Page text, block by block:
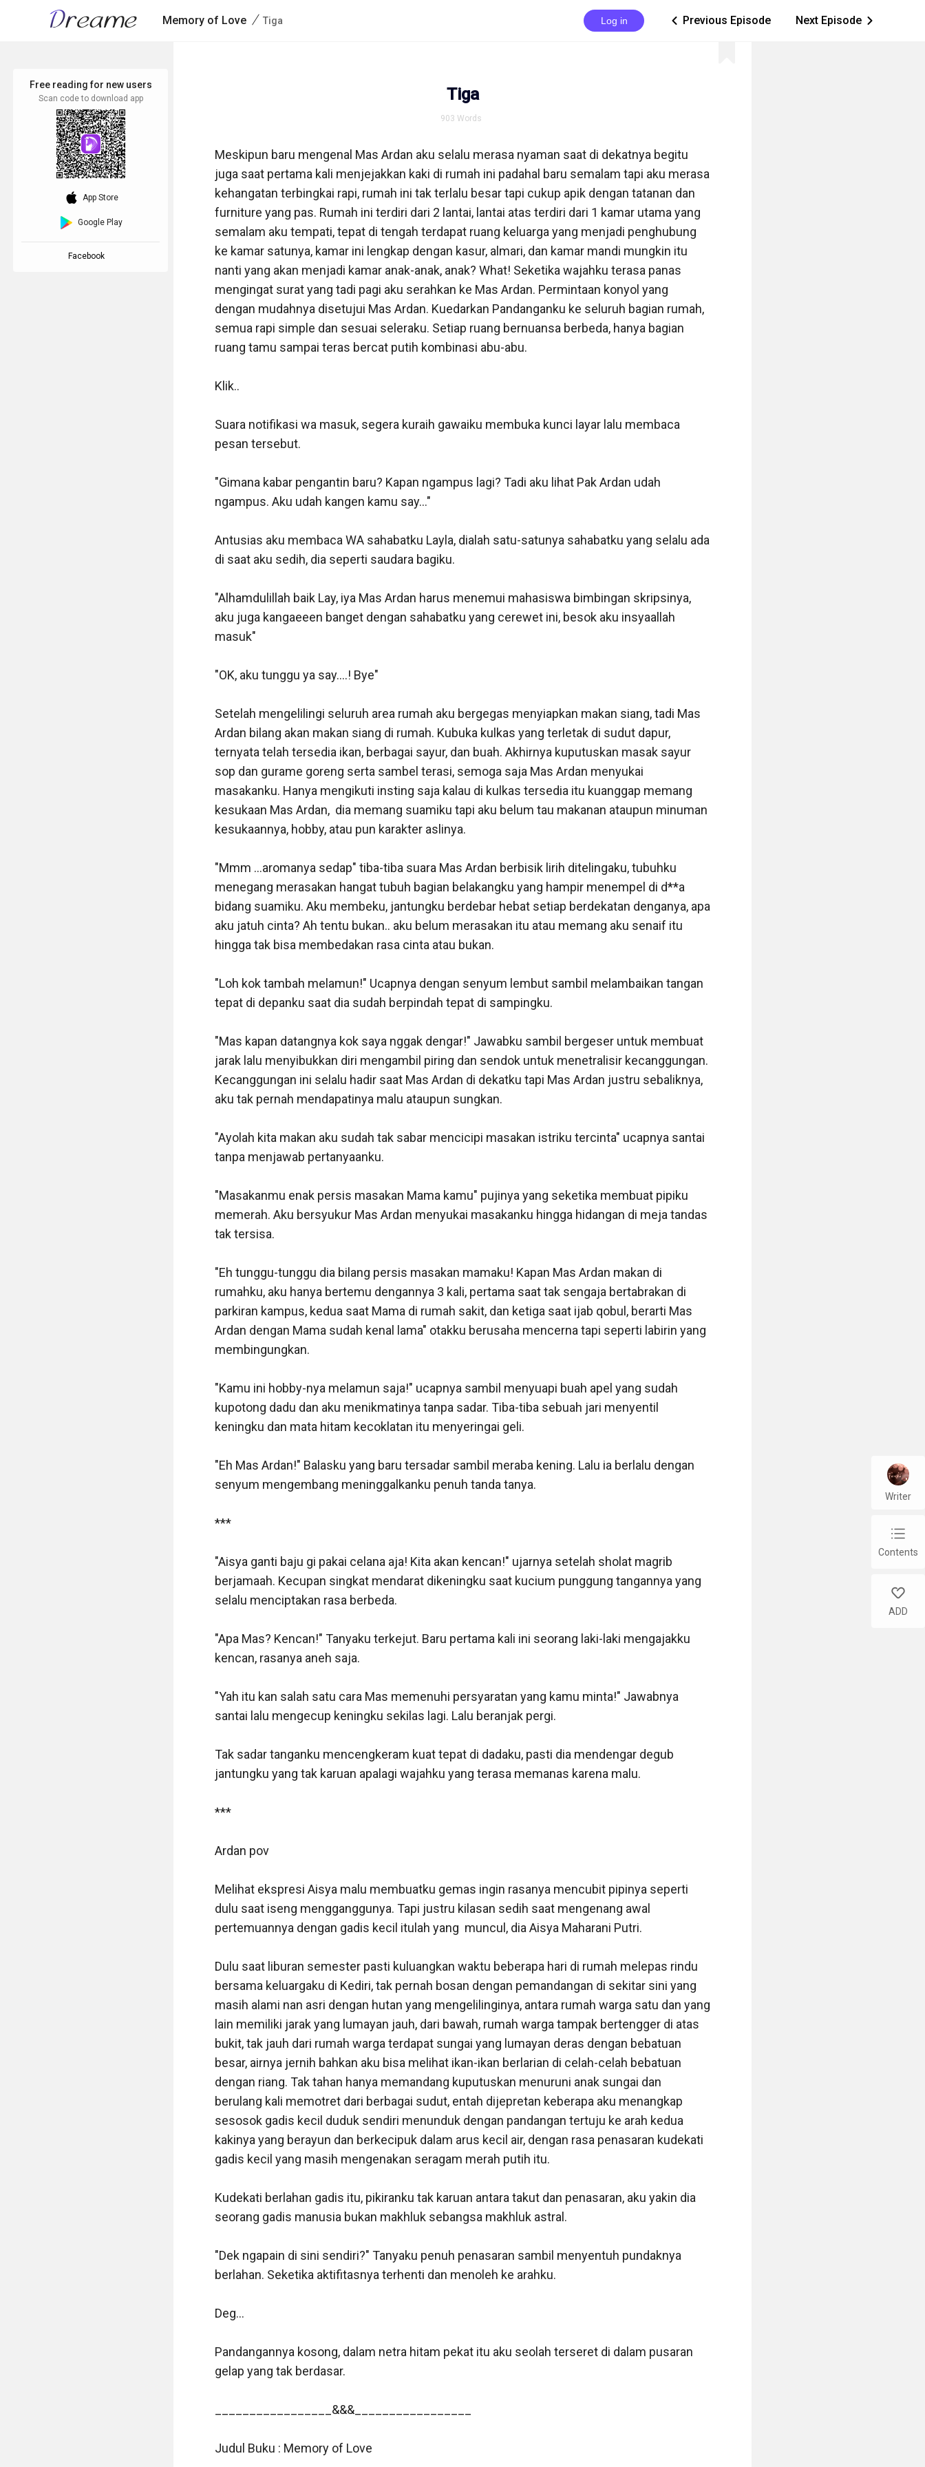
Memory of Love / Tiga Log in ic_arrow_left Previous Episode Next Episode ic_arrow_right
Tiga
903 Words
Meskipun baru mengenal Mas Ardan aku selalu merasa nyaman saat di dekatnya begitu
juga saat pertama kali menjejakkan kaki di rumah ini padahal baru semalam tapi aku merasa
kehangatan terbingkai rapi, rumah ini tak terlalu besar tapi cukup apik dengan tatanan dan
furniture yang pas. Rumah ini terdiri dari 2 lantai, lantai atas terdiri dari 1 kamar utama yang
semalam aku tempati, tepat di tengah terdapat ruang keluarga yang menjadi penghubung
ke kamar satunya, kamar ini lengkap dengan kasur, almari, dan kamar mandi mungkin itu
nanti yang akan menjadi kamar anak-anak, anak? What! Seketika wajahku terasa panas
mengingat surat yang tadi pagi aku serahkan ke Mas Ardan. Permintaan konyol yang
dengan mudahnya disetujui Mas Ardan. Kuedarkan Pandanganku ke seluruh bagian rumah,
semua rapi simple dan sesuai seleraku. Setiap ruang bernuansa berbeda, hanya bagian
ruang tamu sampai teras bercat putih kombinasi abu-abu.
Klik..
Suara notifikasi wa masuk, segera kuraih gawaiku membuka kunci layar lalu membaca
pesan tersebut.
"Gimana kabar pengantin baru? Kapan ngampus lagi? Tadi aku lihat Pak Ardan udah
ngampus. Aku udah kangen kamu say..."
Antusias aku membaca WA sahabatku Layla, dialah satu-satunya sahabatku yang selalu ada
di saat aku sedih, dia seperti saudara bagiku.
"Alhamdulillah baik Lay, iya Mas Ardan harus menemui mahasiswa bimbingan skripsinya,
aku juga kangaeeen banget dengan sahabatku yang cerewet ini, besok aku insyaallah
masuk"
"OK, aku tunggu ya say....! Bye"
Setelah mengelilingi seluruh area rumah aku bergegas menyiapkan makan siang, tadi Mas
Ardan bilang akan makan siang di rumah. Kubuka kulkas yang terletak di sudut dapur,
ternyata telah tersedia ikan, berbagai sayur, dan buah. Akhirnya kuputuskan masak sayur
sop dan gurame goreng serta sambel terasi, semoga saja Mas Ardan menyukai
masakanku. Hanya mengikuti insting saja kalau di kulkas tersedia itu kuanggap memang
kesukaan Mas Ardan,  dia memang suamiku tapi aku belum tau makanan ataupun minuman
kesukaannya, hobby, atau pun karakter aslinya.
"Mmm ...aromanya sedap" tiba-tiba suara Mas Ardan berbisik lirih ditelingaku, tubuhku
menegang merasakan hangat tubuh bagian belakangku yang hampir menempel di d**a
bidang suamiku. Aku membeku, jantungku berdebar hebat setiap berdekatan denganya, apa
aku jatuh cinta? Ah tentu bukan.. aku belum merasakan itu atau memang aku senaif itu
hingga tak bisa membedakan rasa cinta atau bukan.
"Loh kok tambah melamun!" Ucapnya dengan senyum lembut sambil melambaikan tangan
tepat di depanku saat dia sudah berpindah tepat di sampingku.
"Mas kapan datangnya kok saya nggak dengar!" Jawabku sambil bergeser untuk membuat
jarak lalu menyibukkan diri mengambil piring dan sendok untuk menetralisir kecanggungan.
Kecanggungan ini selalu hadir saat Mas Ardan di dekatku tapi Mas Ardan justru sebaliknya,
aku tak pernah mendapatinya malu ataupun sungkan.
"Ayolah kita makan aku sudah tak sabar mencicipi masakan istriku tercinta" ucapnya santai
tanpa menjawab pertanyaanku.
"Masakanmu enak persis masakan Mama kamu" pujinya yang seketika membuat pipiku
memerah. Aku bersyukur Mas Ardan menyukai masakanku hingga hidangan di meja tandas
tak tersisa.
"Eh tunggu-tunggu dia bilang persis masakan mamaku! Kapan Mas Ardan makan di
rumahku, aku hanya bertemu dengannya 3 kali, pertama saat tak sengaja bertabrakan di
parkiran kampus, kedua saat Mama di rumah sakit, dan ketiga saat ijab qobul, berarti Mas
Ardan dengan Mama sudah kenal lama" otakku berusaha mencerna tapi seperti labirin yang
membingungkan.
"Kamu ini hobby-nya melamun saja!" ucapnya sambil menyuapi buah apel yang sudah
kupotong dadu dan aku menikmatinya tanpa sadar. Tiba-tiba sebuah jari menyentil
keningku dan mata hitam kecoklatan itu menyeringai geli.
"Eh Mas Ardan!" Balasku yang baru tersadar sambil meraba kening. Lalu ia berlalu dengan
senyum mengembang meninggalkanku penuh tanda tanya.
***
"Aisya ganti baju gi pakai celana aja! Kita akan kencan!" ujarnya setelah sholat magrib
berjamaah. Kecupan singkat mendarat dikeningku saat kucium punggung tangannya yang
selalu menciptakan rasa berbeda.
"Apa Mas? Kencan!" Tanyaku terkejut. Baru pertama kali ini seorang laki-laki mengajakku
kencan, rasanya aneh saja.
"Yah itu kan salah satu cara Mas memenuhi persyaratan yang kamu minta!" Jawabnya
santai lalu mengecup keningku sekilas lagi. Lalu beranjak pergi.
Tak sadar tanganku mencengkeram kuat tepat di dadaku, pasti dia mendengar degub
jantungku yang tak karuan apalagi wajahku yang terasa memanas karena malu.
***
Ardan pov
Melihat ekspresi Aisya malu membuatku gemas ingin rasanya mencubit pipinya seperti
dulu saat iseng mengganggunya. Tapi justru kilasan sedih saat mengenang awal
pertemuannya dengan gadis kecil itulah yang  muncul, dia Aisya Maharani Putri.
Dulu saat liburan semester pasti kuluangkan waktu beberapa hari di rumah melepas rindu
bersama keluargaku di Kediri, tak pernah bosan dengan pemandangan di sekitar sini yang
masih alami nan asri dengan hutan yang mengelilinginya, antara rumah warga satu dan yang
lain memiliki jarak yang lumayan jauh, dari bawah, rumah warga tampak bertengger di atas
bukit, tak jauh dari rumah warga terdapat sungai yang lumayan deras dengan bebatuan
besar, airnya jernih bahkan aku bisa melihat ikan-ikan berlarian di celah-celah bebatuan
dengan riang. Tak tahan hanya memandang kuputuskan menuruni anak sungai dan
berulang kali memotret dari berbagai sudut, entah dijepretan keberapa aku menangkap
sesosok gadis kecil duduk sendiri menunduk dengan pandangan tertuju ke arah kedua
kakinya yang berayun dan berkecipuk dalam arus kecil air, dengan rasa penasaran kudekati
gadis kecil yang masih mengenakan seragam merah putih itu.
Kudekati berlahan gadis itu, pikiranku tak karuan antara takut dan penasaran, aku yakin dia
seorang gadis manusia bukan makhluk sebangsa makhluk astral.
"Dek ngapain di sini sendiri?" Tanyaku penuh penasaran sambil menyentuh pundaknya
berlahan. Seketika aktifitasnya terhenti dan menoleh ke arahku.
Deg...
Pandangannya kosong, dalam netra hitam pekat itu aku seolah terseret di dalam pusaran
gelap yang tak berdasar.
_________________&&&_________________
Judul Buku : Memory of Love
Free reading for new users
Scan code to download app
download_ios App Store
Google Play
Facebook
Writer
chap_list
Contents
like
ADD